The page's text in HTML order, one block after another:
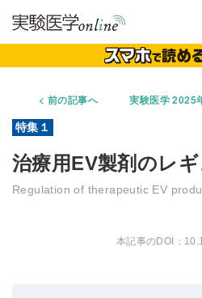
前の記事へ
実験医学 2025
治療用EV製剤のレ
Regulation of therapeutic EV